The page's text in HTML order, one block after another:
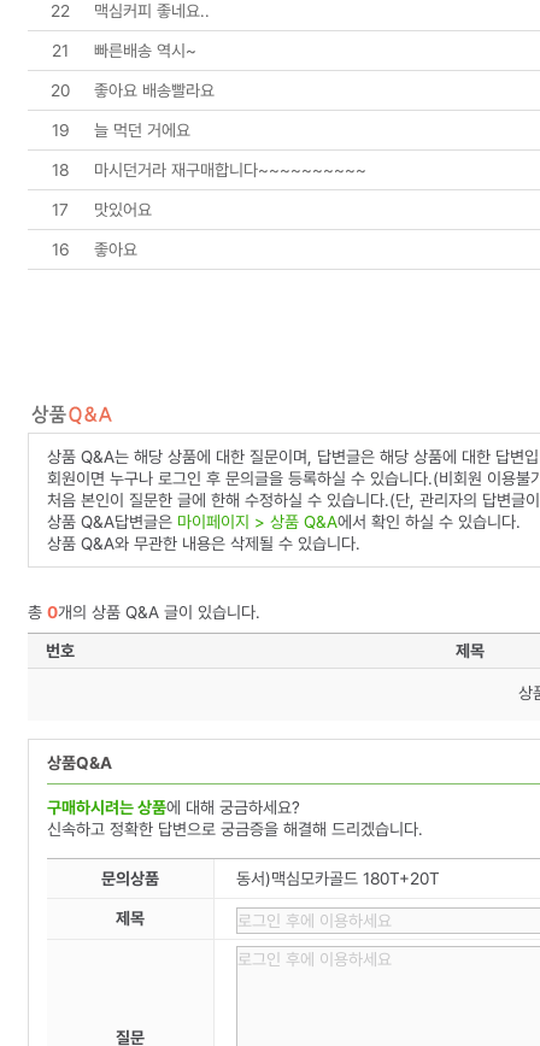
22 맥심커피 좋네요..
21 빠른배송 역시~
20 좋아요 배송빨라요
19 늘 먹던 거에요
18 마시던거라 재구매합니다~~~~~~~~~~
17 맛있어요
16 좋아요
상품 Q&A는 해당 상품에 대한 질문이며, 답변글은 해당 상품에 대한 답변
회원이면 누구나 로그인 후 문의글을 등록하실 수 있습니다.(비회원 이용불
처음 본인이 질문한 글에 한해 수정하실 수 있습니다.(단, 관리자의 답변글
상품 Q&A답변글은 마이페이지 > 상품 Q&A에서 확인 하실 수 있습니다.
상품 Q&A와 무관한 내용은 삭제될 수 있습니다.
총 0개의 상품 Q&A 글이 있습니다.
번호
제목
상
상품Q&A
구매하시려는 상품에 대해 궁금하세요?
신속하고 정확한 답변으로 궁금증을 해결해 드리겠습니다.
문의상품 동서)맥심모카골드 180T+20T
제목
질문